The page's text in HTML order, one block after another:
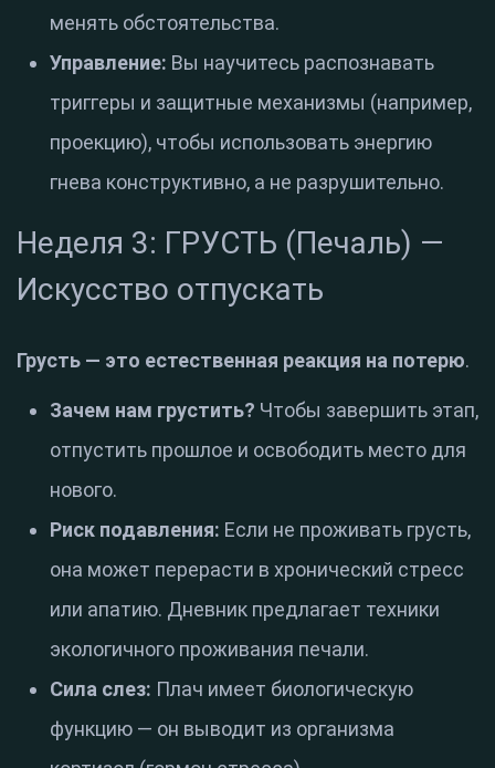
менять обстоятельства.
Управление: Вы научитесь распознавать
триггеры и защитные механизмы (например,
проекцию), чтобы использовать энергию
гнева конструктивно, а не разрушительно.
Неделя 3: ГРУСТЬ (Печаль) —
Искусство отпускать
Грусть — это естественная реакция на потерю.
Зачем нам грустить? Чтобы завершить этап,
отпустить прошлое и освободить место для
нового.
Риск подавления: Если не проживать грусть,
она может перерасти в хронический стресс
или апатию. Дневник предлагает техники
экологичного проживания печали.
Сила слез: Плач имеет биологическую
функцию — он выводит из организма